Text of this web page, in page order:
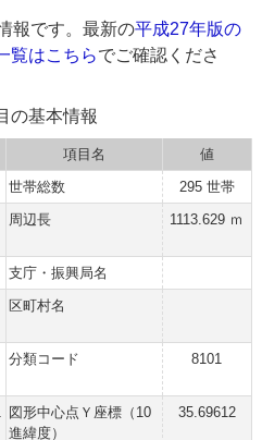
報です。最新の平成27年版の
覧はこちらでご確認くださ
の基本情報
項目名
値
世帯総数
295 世帯
周辺長 1113.629 ｍ
支庁・振興局名
区町村名
分類コード 8101
図形中心点Ｙ座標（10
進緯度）
35.69612